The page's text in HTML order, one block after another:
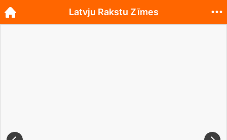
Latvju Rakstu Zīmes